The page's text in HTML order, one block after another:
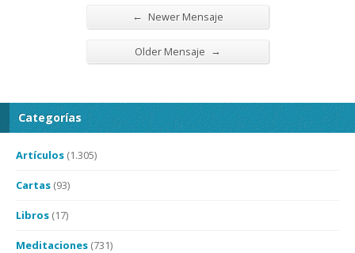
← Newer Mensaje
Older Mensaje →
Categorías
Artículos (1.305)
Cartas (93)
Libros (17)
Meditaciones (731)